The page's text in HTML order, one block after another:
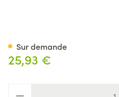
25,93 €
Sur demande